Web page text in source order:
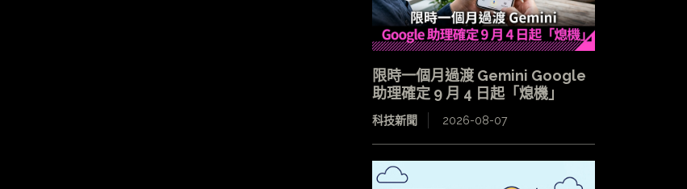
限時一個月過渡 Gemini Google
助理確定 9 月 4 日起「熄機」
科技新聞 2026-08-07